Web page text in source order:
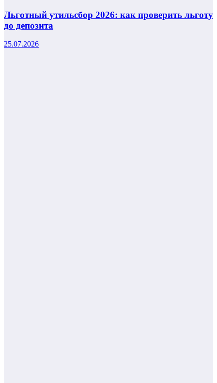
Льготный утильсбор 2026: как проверить льготу
до депозита
25.07.2026